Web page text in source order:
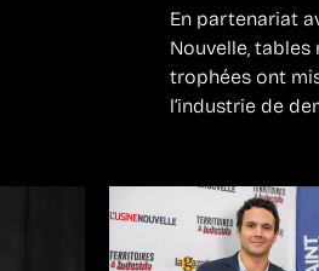
En partenariat
Nouvelle, tables
trophées ont
l’industrie de